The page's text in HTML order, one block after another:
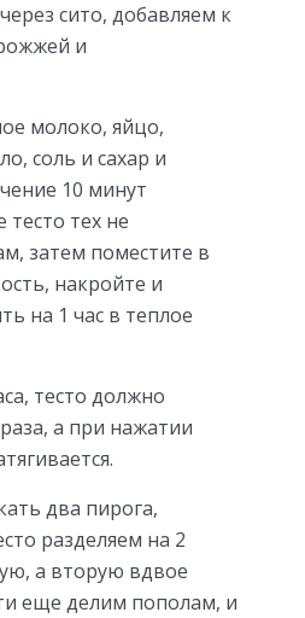
сито, добавляем к
и
молоко, яйцо,
соль и сахар и
10 минут
тесто тех не
затем поместите в
накройте и
на 1 час в теплое
тесто должно
а при нажатии
два пирога,
разделяем на 2
а вторую вдвое
еще делим пополам, и